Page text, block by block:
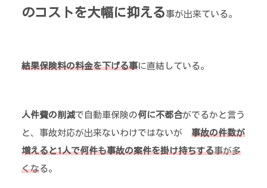
のコストを大幅に抑える 事が出来ている。
結果保険料の料金を下げる事に直結している。
人件費の削減で自動車保険の何に不都合がでるかと言う
と、事故対応が出来ないわけではないが 事故の件数が
増えると1人で何件も事故の案件を掛け持ちする事が多
くなる。